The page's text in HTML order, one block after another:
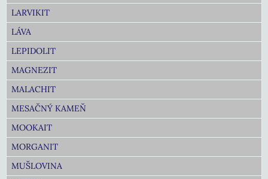
LARVIKIT
LÁVA
LEPIDOLIT
MAGNEZIT
MALACHIT
MESAČNÝ KAMEŇ
MOOKAIT
MORGANIT
MUŠLOVINA